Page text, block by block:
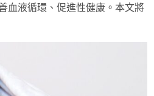
血液循環、促進性健康。本文將